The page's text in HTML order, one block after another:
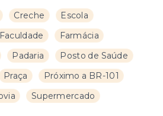
Creche
Escola
Faculdade
Farmácia
Padaria
Posto de Saúde
Praça
Próximo a BR-101
Supermercado